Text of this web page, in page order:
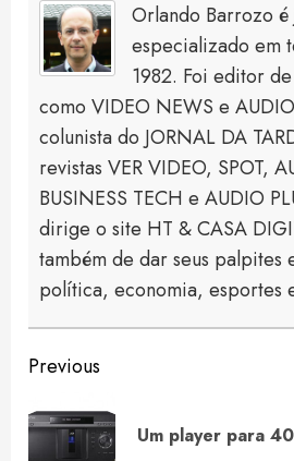
Orlando Barrozo
especializado em
1982. Foi editor
como VIDEO NEWS e
colunista do JORNAL DA
revistas VER VIDEO, SPOT,
BUSINESS TECH e AUDIO
dirige o site HT & CASA
também de dar seus palpites
política, economia, esportes
Continue
Reading
Previous
Um player para